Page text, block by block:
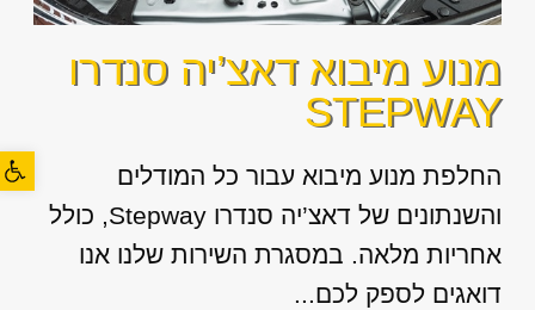
פתח
מנוע מיבוא דאצ’יה סנדרו
STEPWAY
החלפת מנוע מיבוא עבור כל המודלים
והשנתונים של דאצ’יה סנדרו Stepway, כולל
אחריות מלאה. במסגרת השירות שלנו אנו
דואגים לספק לכם...